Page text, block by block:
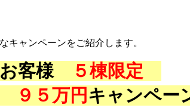
キャンペーンをご紹介します。
客様
５棟限定
９５万円 キャンペー